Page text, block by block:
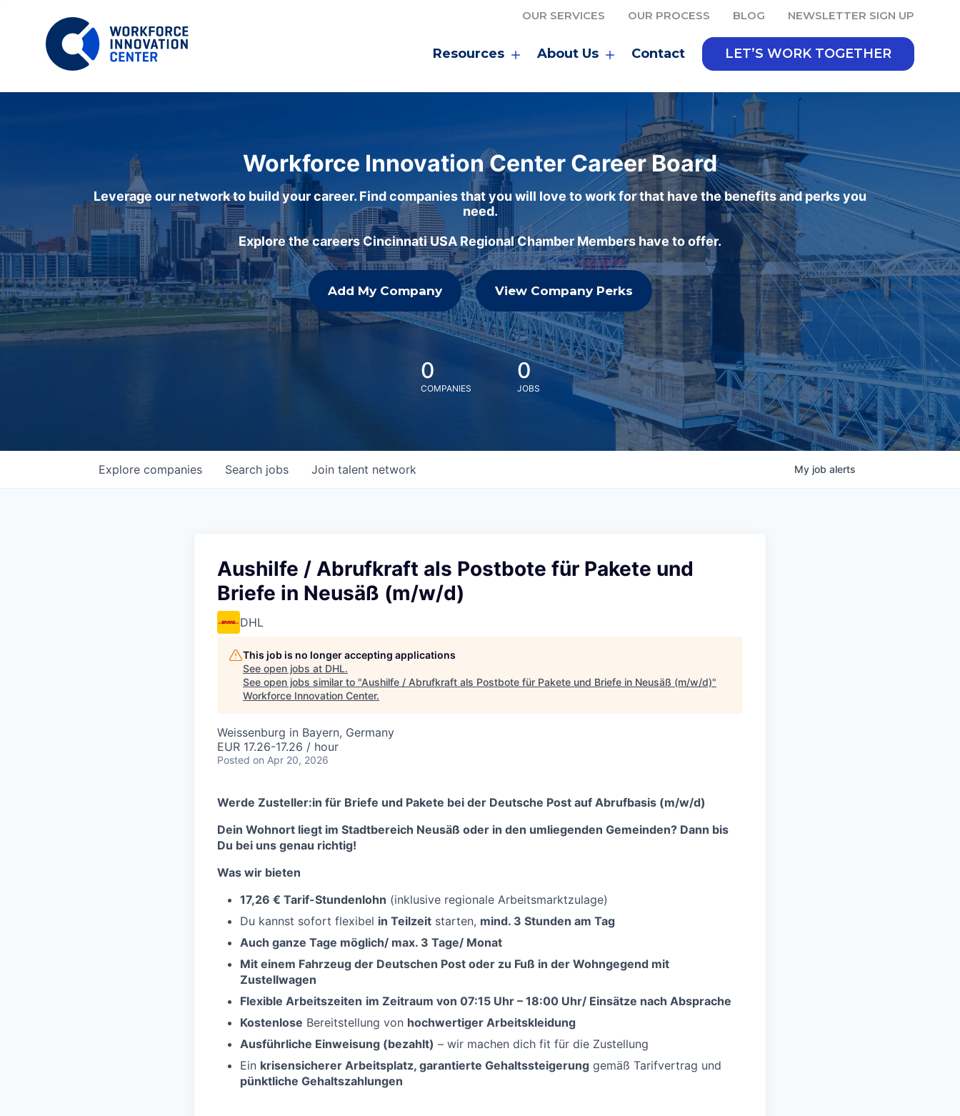
OUR SERVICES OUR PROCESS BLOG NEWSLETTER SIGN UP
Resources About Us Contact LET’S WORK TOGETHER
Workforce Innovation Center Career Board
Leverage our network to build your career. Find companies that you will love to work for that have the benefits and perks you
need.
Explore the careers Cincinnati USA Regional Chamber Members have to offer.
Add My Company View Company Perks
0
COMPANIES
0
JOBS
Search jobs
Explore companies Join talent network My job alerts
Aushilfe / Abrufkraft als Postbote für Pakete und
Briefe in Neusäß (m/w/d)
DHL
This job is no longer accepting applications
See open jobs at DHL.
See open jobs similar to "Aushilfe / Abrufkraft als Postbote für Pakete und Briefe in Neusäß (m/w/d)"
Workforce Innovation Center.
Weissenburg in Bayern, Germany
EUR 17.26-17.26 / hour
Posted on Apr 20, 2026
Werde Zusteller:in für Briefe und Pakete bei der Deutsche Post auf Abrufbasis (m/w/d)
Dein Wohnort liegt im Stadtbereich Neusäß oder in den umliegenden Gemeinden? Dann bis
Du bei uns genau richtig!
Was wir bieten
17,26 € Tarif-Stundenlohn (inklusive regionale Arbeitsmarktzulage)
Du kannst sofort flexibel in Teilzeit starten, mind. 3 Stunden am Tag
Auch ganze Tage möglich/ max. 3 Tage/ Monat
Mit einem Fahrzeug der Deutschen Post oder zu Fuß in der Wohngegend mit
Zustellwagen
Flexible Arbeitszeiten im Zeitraum von 07:15 Uhr – 18:00 Uhr/ Einsätze nach Absprache
Kostenlose Bereitstellung von hochwertiger Arbeitskleidung
Ausführliche Einweisung (bezahlt) – wir machen dich fit für die Zustellung
Ein krisensicherer Arbeitsplatz, garantierte Gehaltssteigerung gemäß Tarifvertrag und
pünktliche Gehaltszahlungen